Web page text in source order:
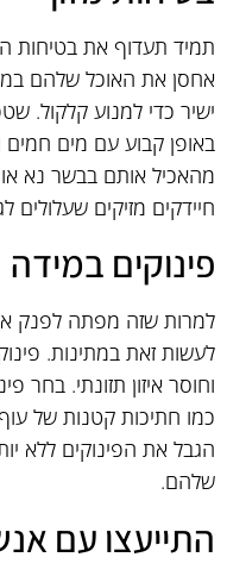
תמיד תעדוף את בטיחות
אחסן את האוכל שלהם
ישיר כדי למנוע קלקול.
באופן קבוע עם מים חמים
מהאכיל אותם בבשר נא או
חיידקים מזיקים שעלולים
פינוקים במידה
למרות שזה מפתה לפנק
לעשות זאת במתינות.
וחוסר איזון תזונתי. בחר
כמו חתיכות קטנות של
שלהם.
התייעצו עם